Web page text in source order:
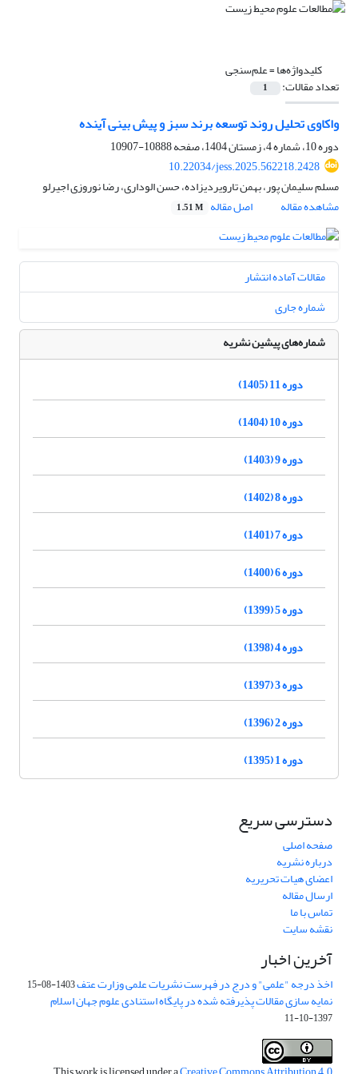
کلیدواژه‌ها =علم‌سنجی
تعداد مقالات: 1
واکاوی تحلیل روند توسعه برند سبز و پیش بینی آینده
دوره 10، شماره 4، زمستان 1404، صفحه
10888-10907
10.22034/jess.2025.562218.2428
مسلم سلیمان پور، بهمن تارویردیزاده، حسن الوداری، رضا نوروزی اجیرلو
مشاهده مقاله
اصل مقاله 1.51 M
مقالات آماده انتشار
شماره جاری
شماره‌های پیشین نشریه
دوره 11 (1405)
دوره 10 (1404)
دوره 9 (1403)
دوره 8 (1402)
دوره 7 (1401)
دوره 6 (1400)
دوره 5 (1399)
دوره 4 (1398)
دوره 3 (1397)
دوره 2 (1396)
دوره 1 (1395)
دسترسی سریع
صفحه اصلی
درباره نشریه
اعضای هیات تحریریه
ارسال مقاله
تماس با ما
نقشه سایت
آخرین اخبار
اخذ درجه "علمی" و درج در فهرست نشریات علمی وزارت عتف1403-08-15
نمایه سازی مقالات پذیرفته شده در پایگاه استنادی علوم جهان اسلام
1397-10-11